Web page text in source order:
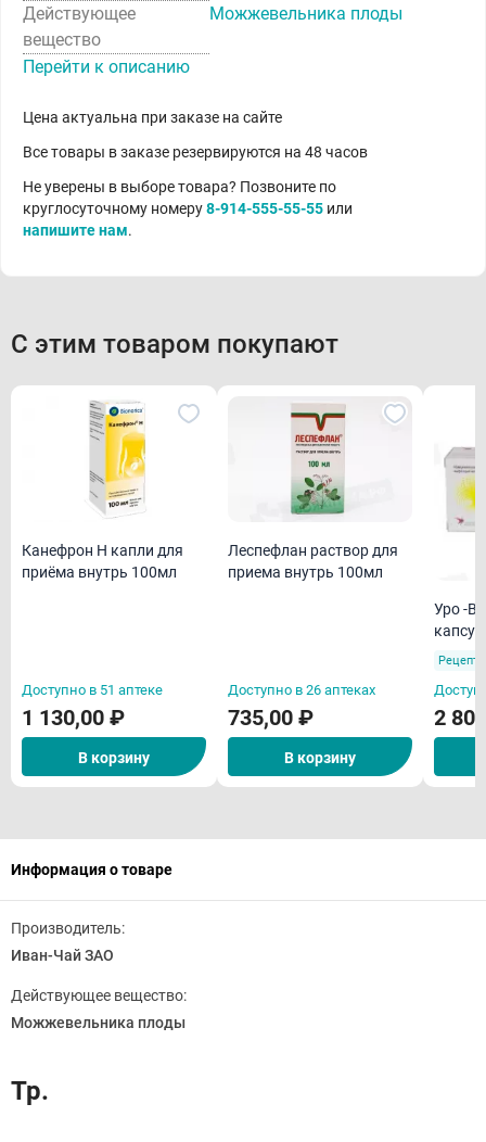
Действующее
вещество
Можжевельника плоды
Перейти к описанию
Цена актуальна при заказе на сайте
Все товары в заказе резервируются на 48 часов
Не уверены в выборе товара? Позвоните по
круглосуточному номеру8-914-555-55-55 или
напишите нам.
С этим товаром покупают
Канефрон Н капли для
приёма внутрь 100мл
Доступно в 51 аптеке
1 130,00 ₽
В корзину
Леспефлан раствор для
приема внутрь 100мл
Доступно в 26 аптеках
735,00 ₽
В корзину
Уро -
2
Информация о товаре
Производитель:
Иван-Чай ЗАО
Действующее вещество:
Можжевельника плоды
Тр.